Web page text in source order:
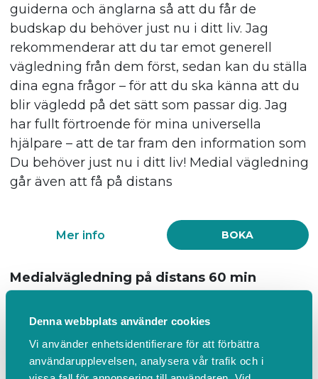
Denna webbplats använder cookies
Vi använder enhetsidentifierare för att förbättra
användarupplevelsen, analysera vår trafik och i
kropp känner sig trygg i.
BOKA
Mer info
Massage 25 min
650,00 SEK inkl. moms
Avslappningsmassage eller delmassage vid
BOKA
Massage 40 min
40 min
850,00 SEK inkl. moms
Djupgående massage för spända och
guiderna och änglarna så att du får de
budskap du behöver just nu i ditt liv. Jag
rekommenderar att du tar emot generell
vägledning från dem först, sedan kan du ställa
dina egna frågor – för att du ska känna att du
blir vägledd på det sätt som passar dig. Jag
har fullt förtroende för mina universella
hjälpare – att de tar fram den information som
Du behöver just nu i ditt liv! Medial vägledning
går även att få på distans
BOKA
Mer info
Medialvägledning på distans 60 min
1 200,00 SEK inkl. moms
Under en session medial vägledning får du
möjlighet att igenom mig få kontakt med